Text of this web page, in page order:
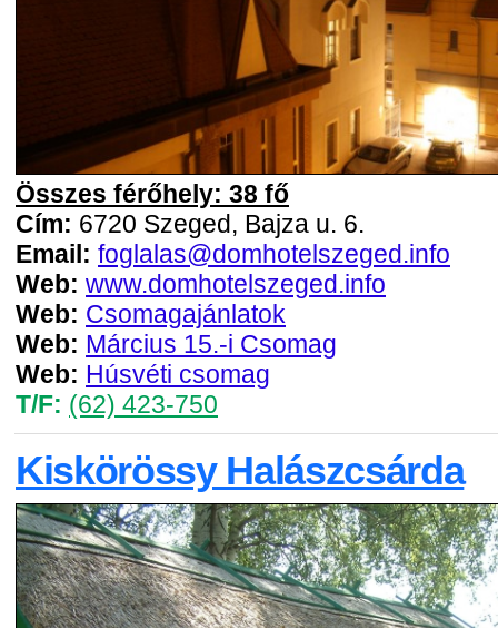
Összes férőhely: 38 fő
Cím: 6720 Szeged, Bajza u. 6.
Email: foglalas@domhotelszeged.info
Web: www.domhotelszeged.info
Web: Csomagajánlatok
Web: Március 15.-i Csomag
Web: Húsvéti csomag
T/F: (62) 423-750
Kiskörössy Halászcsárda